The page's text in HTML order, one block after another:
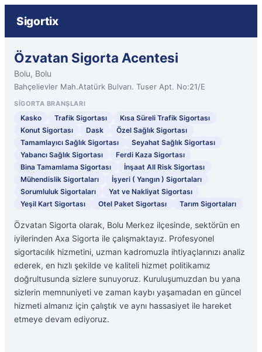
Sigortix
Özvatan Sigorta Acentesi
Bolu, Bolu
Bahçelievler Mah.Atatürk Bulvarı. Tuser Apt. No:21/E
SIGORTA BRANŞLARI
Kasko Trafik Sigortası
Kısa Süreli Trafik Sigortası
Konut Sigortası
Dask
Özel Sağlık Sigortası
Tamamlayıcı Sağlık Sigortası
Seyahat Sağlık Sigortası
Yabancı Sağlık Sigortası
Ferdi Kaza Sigortası
Bina Tamamlama Sigortası
İnşaat All Risk Sigortası
Mühendislik Sigortaları
İşyeri ( Yangın ) Sigortaları
Sorumluluk Sigortaları
Yat ve Nakliyat Sigortası
Yeşil Kart Sigortası
Otel Paket Sigortası Tarım Sigortaları
Özvatan Sigorta olarak, Bolu Merkez ilçesinde, sektörün en
iyilerinden Axa Sigorta ile çalışmaktayız. Profesyonel
sigortacılık hizmetini, uzman kadromuzla ihtiyaçlarınızı analiz
ederek, en hızlı şekilde ve kaliteli hizmet politikamız
doğrultusunda sizlere sunuyoruz. Kuruluşumuzdan bu yana
sizlerin memnuniyeti ve zaman kaybı yaşamadan en güncel
hizmeti almanız için çalıştık ve aynı hassasiyet ile hareket
etmeye devam ediyoruz.